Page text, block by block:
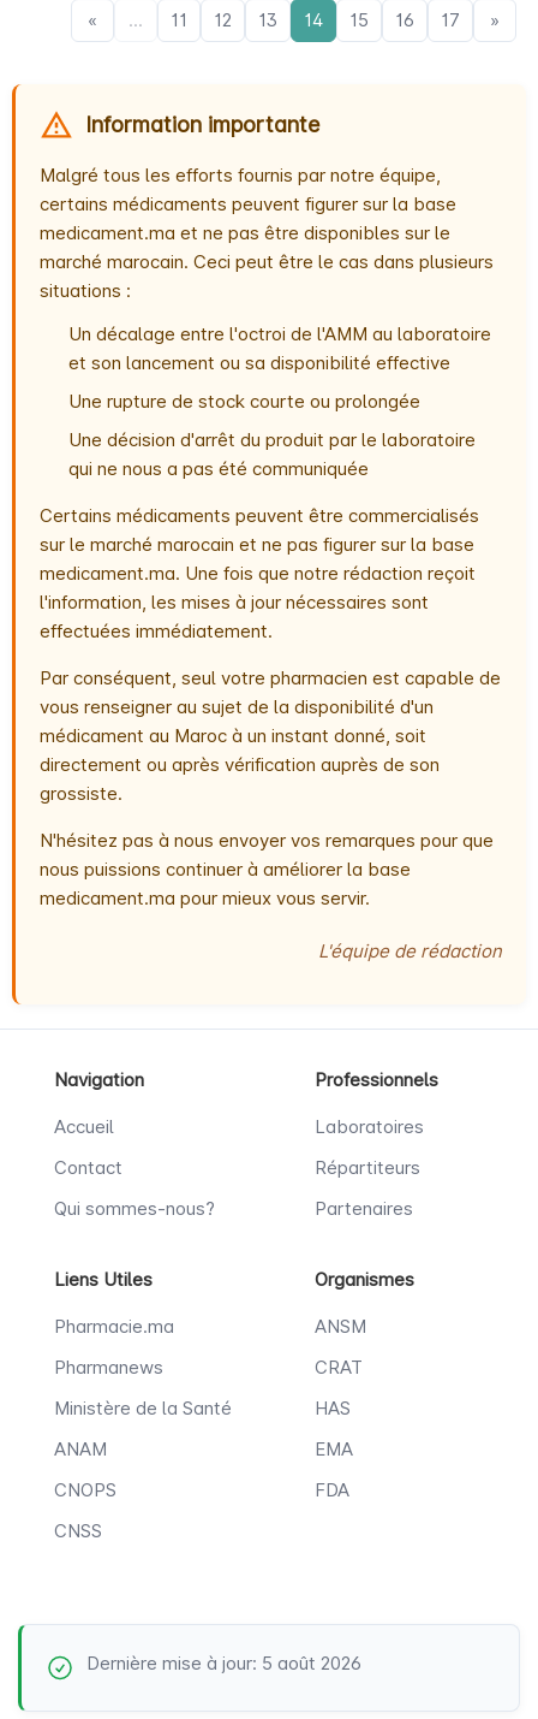
« ... 11 12 13 14 15 16 17 »
Information importante
Malgré tous les efforts fournis par notre équipe,
certains médicaments peuvent figurer sur la base
medicament.ma et ne pas être disponibles sur le
marché marocain. Ceci peut être le cas dans plusieurs
situations :
Un décalage entre l'octroi de l'AMM au laboratoire
et son lancement ou sa disponibilité effective
Une rupture de stock courte ou prolongée
Une décision d'arrêt du produit par le laboratoire
qui ne nous a pas été communiquée
Certains médicaments peuvent être commercialisés
sur le marché marocain et ne pas figurer sur la base
medicament.ma. Une fois que notre rédaction reçoit
l'information, les mises à jour nécessaires sont
effectuées immédiatement.
Par conséquent, seul votre pharmacien est capable de
vous renseigner au sujet de la disponibilité d'un
médicament au Maroc à un instant donné, soit
directement ou après vérification auprès de son
grossiste.
N'hésitez pas à nous envoyer vos remarques pour que
nous puissions continuer à améliorer la base
medicament.ma pour mieux vous servir.
L'équipe de rédaction
Navigation
Accueil
Contact
Qui sommes-nous?
Professionnels
Laboratoires
Répartiteurs
Partenaires
Liens Utiles
Pharmacie.ma
Pharmanews
Ministère de la Santé
ANAM
CNOPS
CNSS
Organismes
ANSM
CRAT
HAS
EMA
FDA
Dernière mise à jour: 5 août 2026